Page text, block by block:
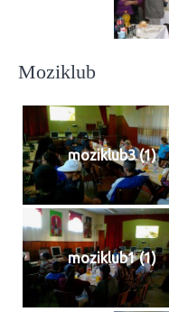
Moziklub
moziklub3 (1)
moziklub1 (1)